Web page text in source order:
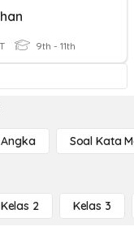
9th - 11th
Soal Kata
Kelas 2 Kelas 3